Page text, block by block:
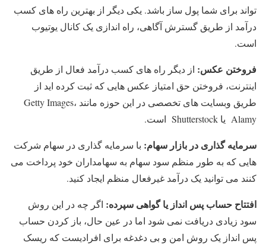
تواند برای شما پول ساز باشد. یکی دیگر از بهترین راه های کسب
درآمد از طریق گسترش آگاهی، راه اندازی یک کانال یوتیوب
است.
فروختن عکس: از دیگر راه های کسب درآمد فعال از طریق
اینترنت، فروختن حق امتیاز عکس هایی که ثبت کرده اید از
طریق وبسایت های تخصصی در این حوزه مانند Getty Images،
Alamy یا Shutterstock است.
سرمایه گذاری در بازار سهام: با سرمایه گذاری در سهام شرکت
هایی که به طور منظم سود سهام به سهامداران خود پرداخت می
کنند می توانید یک درآمد غیرفعال منظم ایجاد کنید.
افتتاح حساب پس انداز یا گواهی سپرده: اگر چه در این روش
سود زیادی دریافت نمی شود اما در عین حال، باز کردن حساب
پس انداز یک روش امن و بی دغدغه برای افرادیست که ریسک